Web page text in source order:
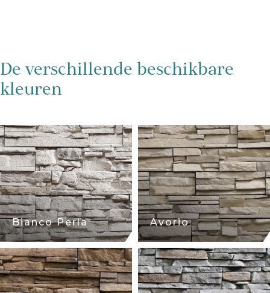
De verschillende beschikbare
kleuren
Bianco Perla Avorio